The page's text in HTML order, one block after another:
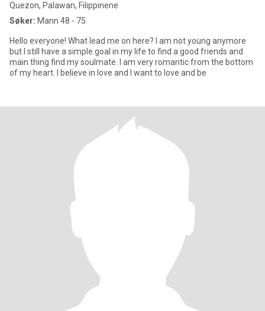
Quezon, Palawan, Filippinene
Søker: Mann 48 - 75
Hello everyone! What lead me on here? I am not young anymore
but I still have a simple goal in my life to find a good friends and
main thing find my soulmate. I am very romantic from the bottom
of my heart. I believe in love and I want to love and be